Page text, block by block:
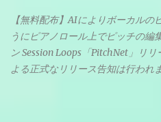
【無料配布】AIによりボーカル
うにピアノロール上でピッチの編
ン Session Loops「PitchNet」リ
よる正式なリリース告知は行われ